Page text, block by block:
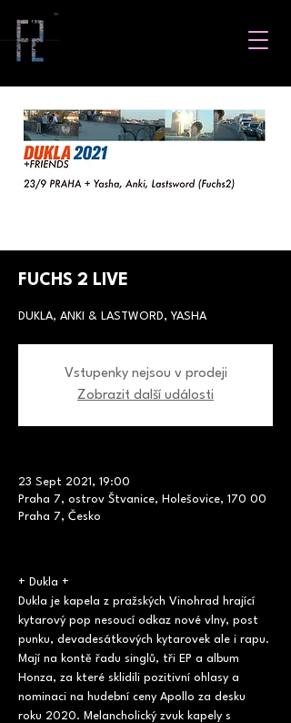
FUCHS 2 LIVE
DUKLA, ANKI & LASTWORD, YASHA
Vstupenky nejsou v prodeji
Zobrazit další události
23 Sept 2021, 19:00
Praha 7, ostrov Štvanice, Holešovice, 170 00
Praha 7, Česko
+ Dukla +
Dukla je kapela z pražských Vinohrad hrající
kytarový pop nesoucí odkaz nové vlny, post
punku, devadesátkových kytarovek ale i rapu.
Mají na kontě řadu singlů, tři EP a album
Honza, za které sklidili pozitivní ohlasy a
nominaci na hudební ceny Apollo za desku
roku 2020. Melancholický zvuk kapely s